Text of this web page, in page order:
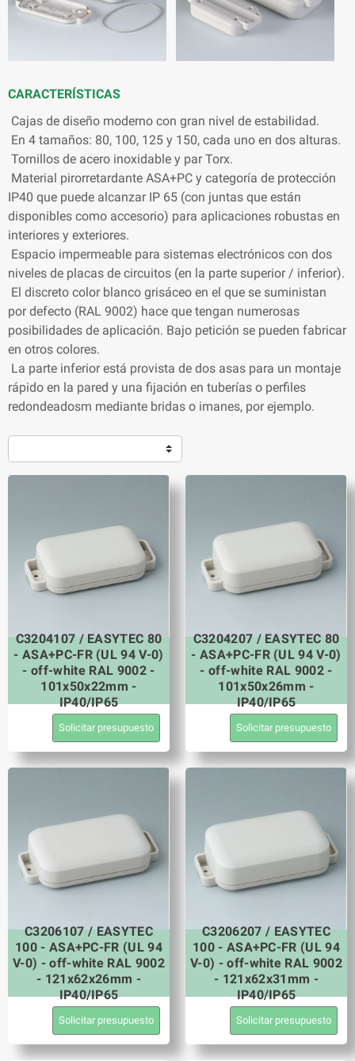
CARACTERÍSTICAS
Cajas de diseño moderno con gran nivel de estabilidad.
En 4 tamaños: 80, 100, 125 y 150, cada uno en dos alturas.
Tornillos de acero inoxidable y par Torx.
Material pirorretardante ASA+PC y categoría de protección
IP40 que puede alcanzar IP 65 (con juntas que están
disponibles como accesorio) para aplicaciones robustas en
interiores y exteriores.
Espacio impermeable para sistemas electrónicos con dos
niveles de placas de circuitos (en la parte superior / inferior).
El discreto color blanco grisáceo en el que se suministan
por defecto (RAL 9002) hace que tengan numerosas
posibilidades de aplicación. Bajo petición se pueden fabricar
en otros colores.
La parte inferior está provista de dos asas para un montaje
rápido en la pared y una fijación en tuberías o perfiles
redondeadosm mediante bridas o imanes, por ejemplo.
C3204107 / EASYTEC 80
- ASA+PC-FR (UL 94 V-0)
- off-white RAL 9002 -
101x50x22mm -
IP40/IP65
Solicitar presupuesto
C3204207 / EASYTEC 80
- ASA+PC-FR (UL 94 V-0)
- off-white RAL 9002 -
101x50x26mm -
IP40/IP65
Solicitar presupuesto
C3206107 / EASYTEC
100 - ASA+PC-FR (UL 94
V-0) - off-white RAL 9002
- 121x62x26mm -
IP40/IP65
Solicitar presupuesto
C3206207 / EASYTEC
100 - ASA+PC-FR (UL 94
V-0) - off-white RAL 9002
- 121x62x31mm -
IP40/IP65
Solicitar presupuesto